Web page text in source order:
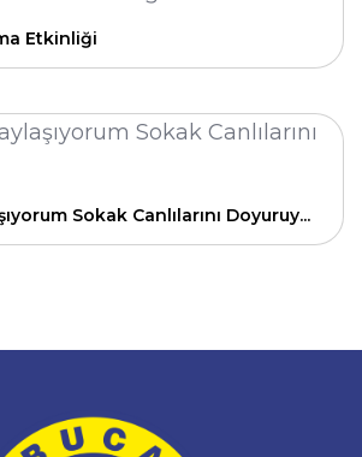
Etkinliği
Sokak Canlılarını Doyuruy...